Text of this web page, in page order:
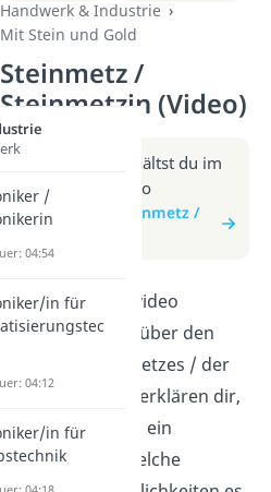
Handwerk & Industrie
Mit Stein und Gold
Steinmetz /
Steinmetzin (Video)
Weitere Infos erhältst du im
Beitrag zum Video
zum Beitrag: Steinmetz /
In diesem Erklärvideo
erfährst du alles über den
Beruf des Steinmetzes / der
Steinmetzin. Wir erklären dir,
welche Aufgaben ein
Steinmetz hat, welche
/
04:54
in für
04:12
in für